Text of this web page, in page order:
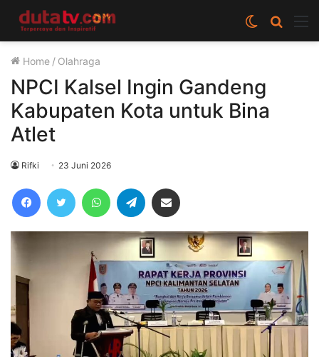
Cari
berita
Switch
skin
Home / Olahraga
NPCI Kalsel Ingin Gandeng
Kabupaten Kota untuk Bina
Atlet
Rifki 23 Juni 2026
FacebookTwitter WhatsAppTelegram